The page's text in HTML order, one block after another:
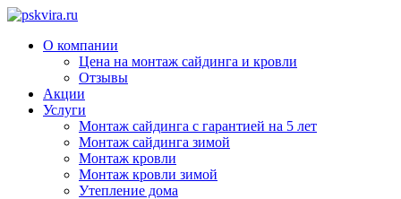
О компании
Цена на монтаж сайдинга и кровли
Отзывы
Акции
Услуги
Монтаж сайдинга с гарантией на 5 лет
Монтаж сайдинга зимой
Монтаж кровли
Монтаж кровли зимой
Утепление дома